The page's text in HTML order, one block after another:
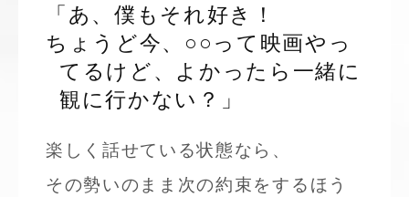
「あ、僕もそれ好き！
ちょうど今、○○って映画やっ
てるけど、よかったら一緒に
観に行かない？」
楽しく話せている状態なら、
その勢いのまま次の約束をするほう